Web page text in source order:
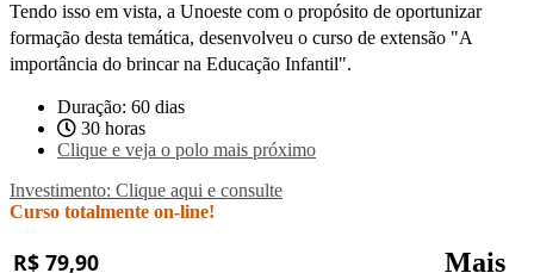
Tendo isso em vista, a Unoeste com o propósito de oportunizar
formação desta temática, desenvolveu o curso de extensão "A
importância do brincar na Educação Infantil".
Duração: 60 dias
30 horas
Clique e veja o polo mais próximo
Investimento: Clique aqui e consulte
Curso totalmente on-line!
R$ 79,90 Mais